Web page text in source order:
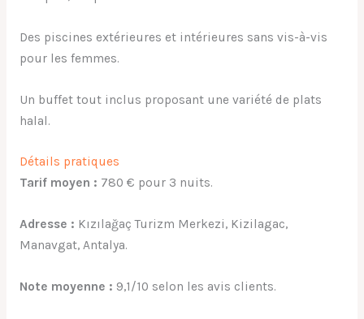
Des piscines extérieures et intérieures sans vis-à-vis
pour les femmes.
Un buffet tout inclus proposant une variété de plats
halal.
Détails pratiques
Tarif moyen : 780 € pour 3 nuits.
Adresse : Kızılağaç Turizm Merkezi, Kizilagac,
Manavgat, Antalya.
Note moyenne : 9,1/10 selon les avis clients.